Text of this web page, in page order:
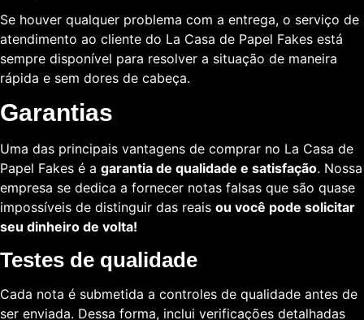
Se houver qualquer problema com a entrega, o serviço de
atendimento ao cliente do La Casa de Papel Fakes está
sempre disponível para resolver a situação de maneira
rápida e sem dores de cabeça.
Garantias
Uma das principais vantagens de comprar no La Casa de
Papel Fakes é a garantia de qualidade e satisfação. Nossa
empresa se dedica a fornecer notas falsas que são quase
impossíveis de distinguir das reais ou você pode solicitar
seu dinheiro de volta!
Testes de qualidade
Cada nota é submetida a controles de qualidade antes de
ser enviada. Dessa forma, inclui verificações detalhadas